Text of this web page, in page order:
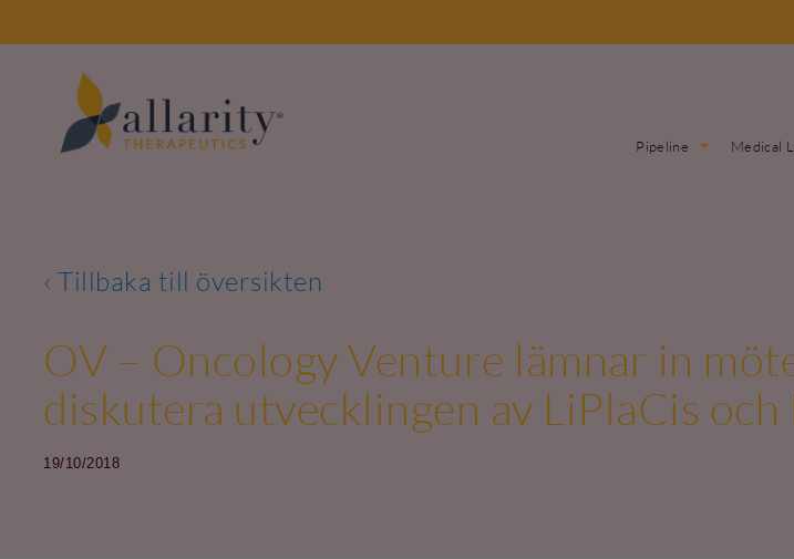
Pipeline Medical
‹ Tillbaka till översikten
OV – Oncology Venture lämnar in
diskutera utvecklingen av LiPlaCis och
19/10/2018